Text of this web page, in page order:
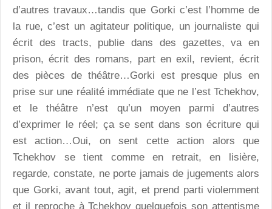
d’autres travaux…tandis que Gorki c’est l’homme de
la rue, c’est un agitateur politique, un journaliste qui
écrit des tracts, publie dans des gazettes, va en
prison, écrit des romans, part en exil, revient, écrit
des pièces de théâtre…Gorki est presque plus en
prise sur une réalité immédiate que ne l’est Tchekhov,
et le théâtre n’est qu’un moyen parmi d’autres
d’exprimer le réel; ça se sent dans son écriture qui
est action…Oui, on sent cette action alors que
Tchekhov se tient comme en retrait, en lisière,
regarde, constate, ne porte jamais de jugements alors
que Gorki, avant tout, agit, et prend parti violemment
et il reproche à Tchekhov quelquefois son attentisme